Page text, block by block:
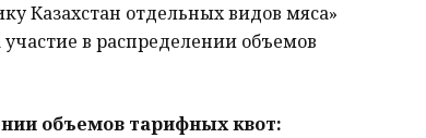
Казахстан отдельных видов мяса»
в распределении объемов
объемов тарифных квот: